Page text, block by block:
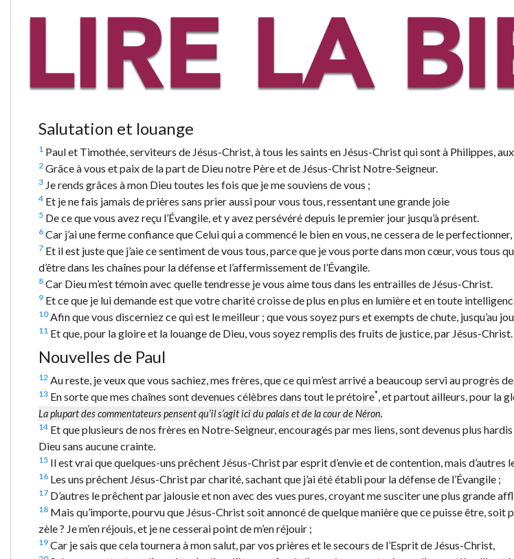
Salutation et louange
1 Paul et Timothée, serviteurs de Jésus-Christ, à tous les saints en Jésus-Christ qui sont à Philippes,
2 Grâce à vous et paix de la part de Dieu notre Père et de Jésus-Christ Notre-Seigneur.
3 Je rends grâces à mon Dieu toutes les fois que je me souviens de vous ;
4 Et je ne fais jamais de prières sans prier aussi pour vous tous, ressentant une grande joie
5 De ce que vous avez reçu l’Évangile, et y avez persévéré depuis le premier jour jusqu’à présent.
6 Car j’ai une ferme confiance que Celui qui a commencé le bien en vous, ne cessera de le perfectionner,
7 Et il est juste que j’aie ce sentiment de vous tous, parce que je vous porte dans mon cœur, vous tous
d’être dans les chaînes pour la défense et l’affermissement de l’Évangile.
8 Car Dieu m’est témoin avec quelle tendresse je vous aime tous dans les entrailles de Jésus-Christ.
9 Et ce que je lui demande est que votre charité croisse de plus en plus en lumière et en toute
10Afin que vous discerniez ce qui est le meilleur ; que vous soyez purs et exempts de chute, jusqu’au
11 Et que, pour la gloire et la louange de Dieu, vous soyez remplis des fruits de justice, par Jésus-Christ.
Nouvelles de Paul
12 Au reste, je veux que vous sachiez, mes frères, que ce qui m’est arrivé a beaucoup servi au progrès de
13 En sorte que mes chaînes sont devenues célèbres dans tout le prétoire* , et partout ailleurs, pour la
La plupart des commentateurs pensent qu’il s’agit ici du palais et de la cour de Néron.
14 Et que plusieurs de nos frères en Notre-Seigneur, encouragés par mes liens, sont devenus plus
Dieu sans aucune crainte.
15 Il est vrai que quelques-uns prêchent Jésus-Christ par esprit d’envie et de contention, mais d’autres
16 Les uns prêchent Jésus-Christ par charité, sachant que j’ai été établi pour la défense de l’Évangile ;
17 D’autres le prêchent par jalousie et non avec des vues pures, croyant me susciter une plus grande
18 Mais qu’importe, pourvu que Jésus-Christ soit annoncé de quelque manière que ce puisse être, soit
zèle ? Je m’en réjouis, et je ne cesserai point de m’en réjouir ;
19 Car je sais que cela tournera à mon salut, par vos prières et le secours de l’Esprit de Jésus-Christ,